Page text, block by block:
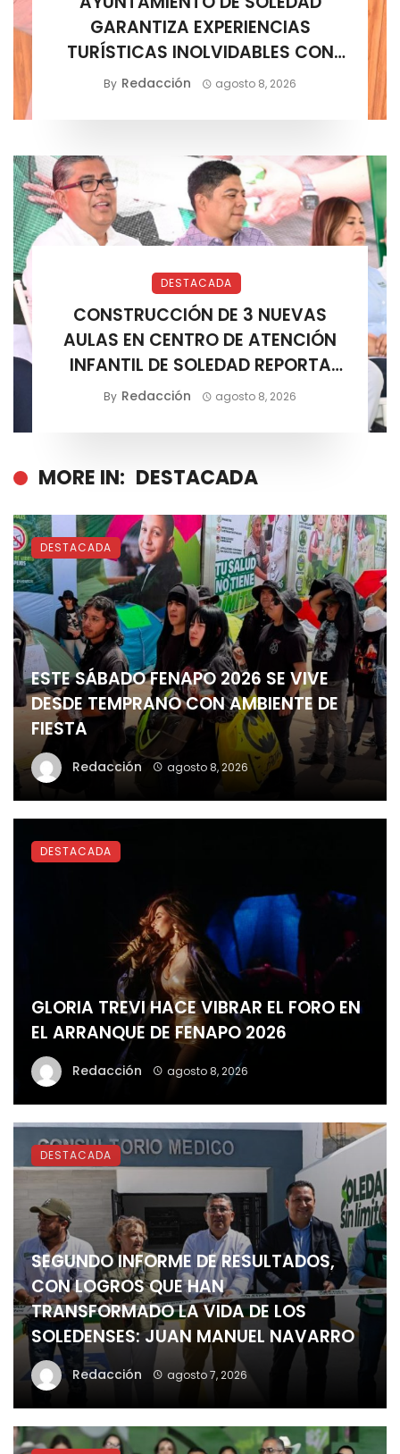
GARANTIZA EXPERIENCIAS
TURÍSTICAS INOLVIDABLES CON
CERTIFICACIÓN DE AGENCIAS
By Redacción agosto 8, 2026
DESTACADA
CONSTRUCCIÓN DE 3 NUEVAS
AULAS EN CENTRO DE ATENCIÓN
INFANTIL DE SOLEDAD REPORTA
AVANCE POSITIVO
By Redacción agosto 8, 2026
MORE IN: DESTACADA
ESTE SÁBADO FENAPO 2026 SE VIVE
DESDE TEMPRANO CON AMBIENTE DE
FIESTA
Redacción agosto 8, 2026
DESTACADA
GLORIA TREVI HACE VIBRAR EL FORO EN
EL ARRANQUE DE FENAPO 2026
Redacción agosto 8, 2026
DESTACADA
SEGUNDO INFORME DE RESULTADOS,
CON LOGROS QUE HAN
TRANSFORMADO LA VIDA DE LOS
SOLEDENSES: JUAN MANUEL NAVARRO
Redacción agosto 7, 2026
DESTACADA